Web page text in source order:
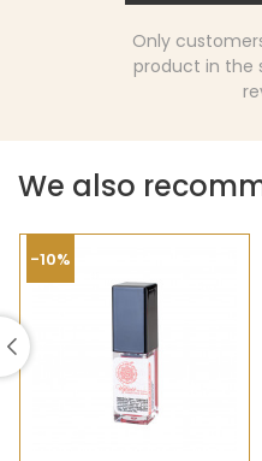
Only
product in the
We also
-10%